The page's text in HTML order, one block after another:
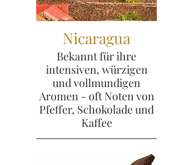
Nicaragua
Bekannt für ihre
intensiven, würzigen
und vollmundigen
Aromen - oft Noten von
Pfeffer, Schokolade und
Kaffee